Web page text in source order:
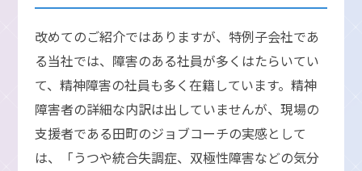
改めてのご紹介ではありますが、特例子会社であ
る当社では、障害のある社員が多くはたらいてい
て、精神障害の社員も多く在籍しています。精神
障害者の詳細な内訳は出していませんが、現場の
支援者である田町のジョブコーチの実感として
は、「うつや統合失調症、双極性障害などの気分